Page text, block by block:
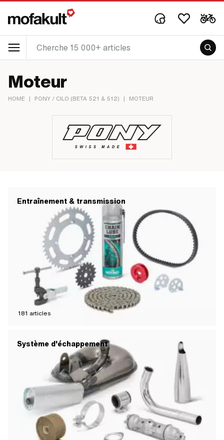
Moteur
HOME | PONY / CILO (BETA 521 & 512) | MOTEUR
Entraînement & transmission
181 articles
Système d'échappement